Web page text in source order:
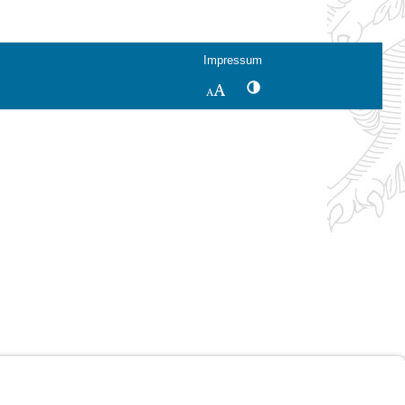
Impressum
SchriftgrößeKontrastwechsel